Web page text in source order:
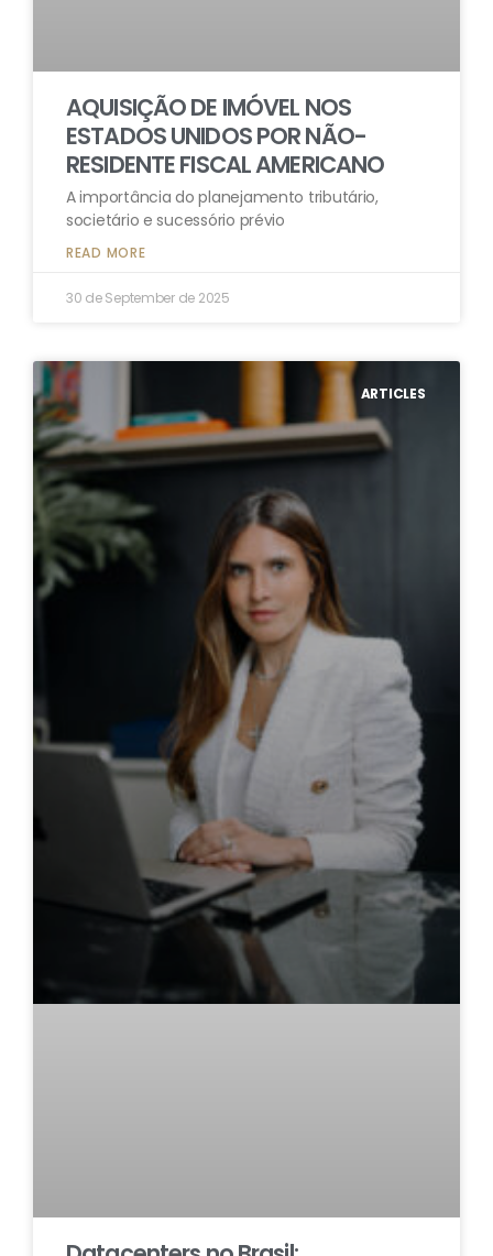
AQUISIÇÃO DE IMÓVEL NOS
ESTADOS UNIDOS POR NÃO-
RESIDENTE FISCAL AMERICANO
A importância do planejamento tributário,
societário e sucessório prévio
READ MORE
30 de September de 2025
ARTICLES